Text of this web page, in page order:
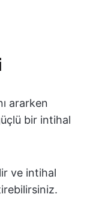
ararken
bir intihal
ve intihal